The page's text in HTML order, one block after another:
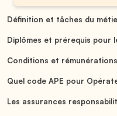
Définition et tâches du
Diplômes et prérequis pour
Conditions et
Quel code APE pour
Les assurances